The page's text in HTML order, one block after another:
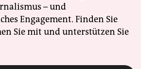
– und
Engagement. Finden Sie
Sie mit und unterstützen Sie